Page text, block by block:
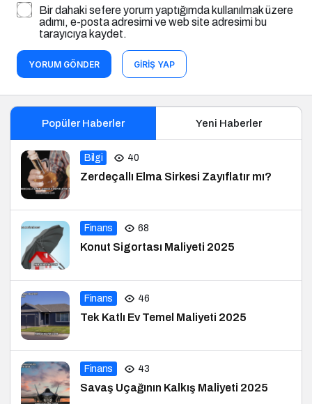
adımı, e-posta adresimi ve web site adresimi bu
tarayıcıya kaydet.
YORUM GÖNDER GIRIŞ YAP
Popüler Haberler Yeni Haberler
Bilgi 40
Zerdeçallı Elma Sirkesi Zayıflatır mı?
Finans 68
Konut Sigortası Maliyeti 2025
Finans 46
Tek Katlı Ev Temel Maliyeti 2025
Finans 43
Savaş Uçağının Kalkış Maliyeti 2025